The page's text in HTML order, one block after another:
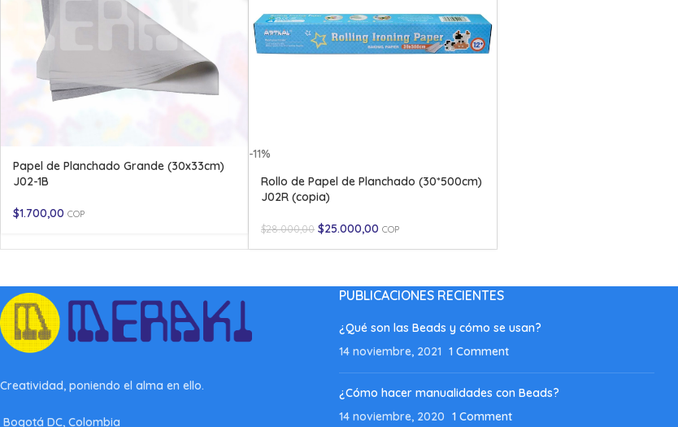
Papel de Planchado Grande (30x33cm)
J02-1B
$1.700,00 COP
-11%
Rollo de Papel de Planchado (30*500cm)
J02R (copia)
$28.000,00 $25.000,00 COP
Creatividad, poniendo el alma en ello.
Bogotá DC, Colombia
PUBLICACIONES RECIENTES
¿Qué son las Beads y cómo se usan?
14 noviembre, 2021 1 Comment
¿Cómo hacer manualidades con Beads?
14 noviembre, 2020 1 Comment